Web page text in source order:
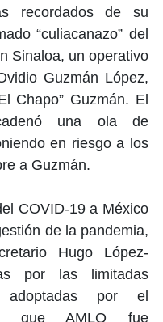
recordados de su
“culiacanazo” del
Sinaloa, un operativo
Guzmán López,
Chapo” Guzmán. El
una ola de
en riesgo a los
a Guzmán.
COVID-19 a México
de la pandemia,
Hugo López-
por las limitadas
adoptadas por el
que AMLO fue